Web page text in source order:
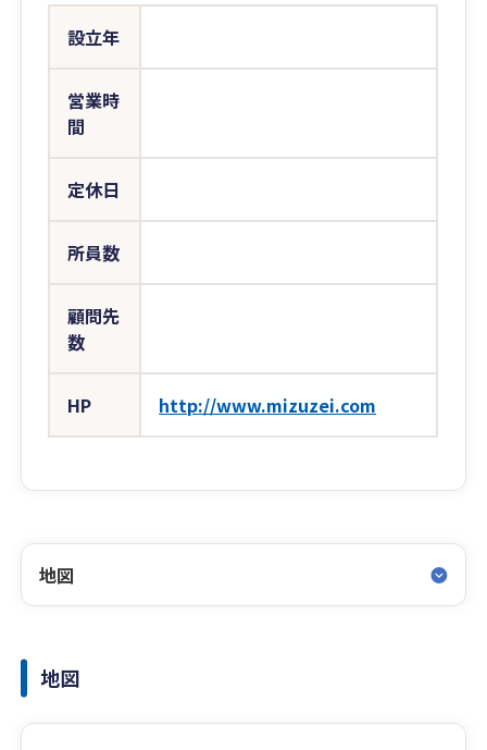
設立年
営業時
間
定休日
所員数
顧問先
数
HP http://www.mizuzei.com
地図
地図